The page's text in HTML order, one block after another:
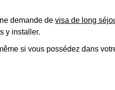
demande de visa de long
y installer.
si vous possédez dans